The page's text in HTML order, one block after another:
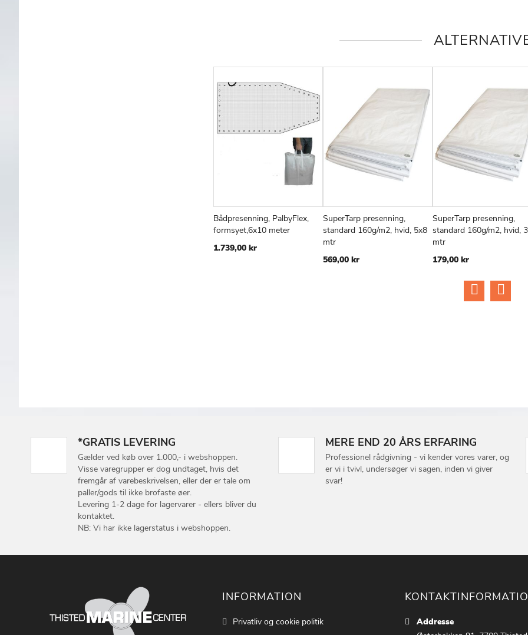
Læg i kurv
TILFØJSAMMENLIGN
Bådpresenning, PalbyFlex,
formsyet,6x10 meter
1.739,00 kr
Læg i kurv
TILFØJ
TIL
SAMMENLIGN
SuperTarp presenning,
standard 160g/m2, hvid, 5x8
mtr
569,00 kr
Læg i kurv
TIL
SuperTarp presenning,
standard 160g/m2, hvid,
mtr
179,00 kr
*GRATIS LEVERING
Gælder ved køb over 1.000,- i webshoppen.
Visse varegrupper er dog undtaget, hvis det
fremgår af varebeskrivelsen, eller der er tale om
paller/gods til ikke brofaste øer.
Levering 1-2 dage for lagervarer - ellers bliver du
kontaktet.
NB: Vi har ikke lagerstatus i webshoppen.
MERE END 20 ÅRS ERFARING
Professionel rådgivning - vi kender vores varer, og
er vi i tvivl, undersøger vi sagen, inden vi giver
svar!
INFORMATION
Privatliv og cookie politik
Addresse